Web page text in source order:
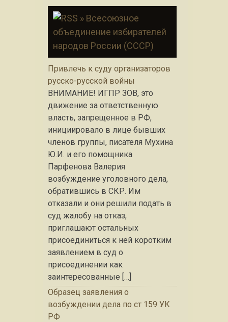
» Всесоюзное
объединение избирателей
народов России (СССР)
Привлечь к суду организаторов
русско-русской войны
ВНИМАНИЕ! ИГПР ЗОВ, это
движение за ответственную
власть, запрещенное в РФ,
инициировало в лице бывших
членов группы, писателя Мухина
Ю.И. и его помощника
Парфенова Валерия
возбуждение уголовного дела,
обратившись в СКР. Им
отказали и они решили подать в
суд жалобу на отказ,
приглашают остальных
присоединиться к ней коротким
заявлением в суд о
присоединении как
заинтересованные […]
Образец заявления о
возбуждении дела по ст 159 УК
РФ